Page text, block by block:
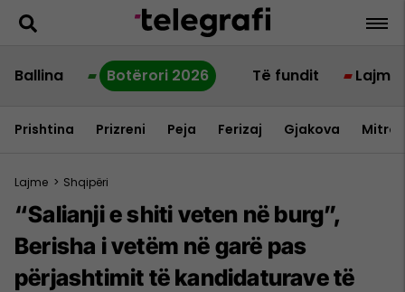
Ballina Botërori 2026 Të fundit Lajme
Prishtina Prizreni Peja Ferizaj Gjakova
Lajme > Shqipëri
“Salianji e shiti veten në burg”,
Berisha i vetëm në garë pas
përjashtimit të kandidaturave të